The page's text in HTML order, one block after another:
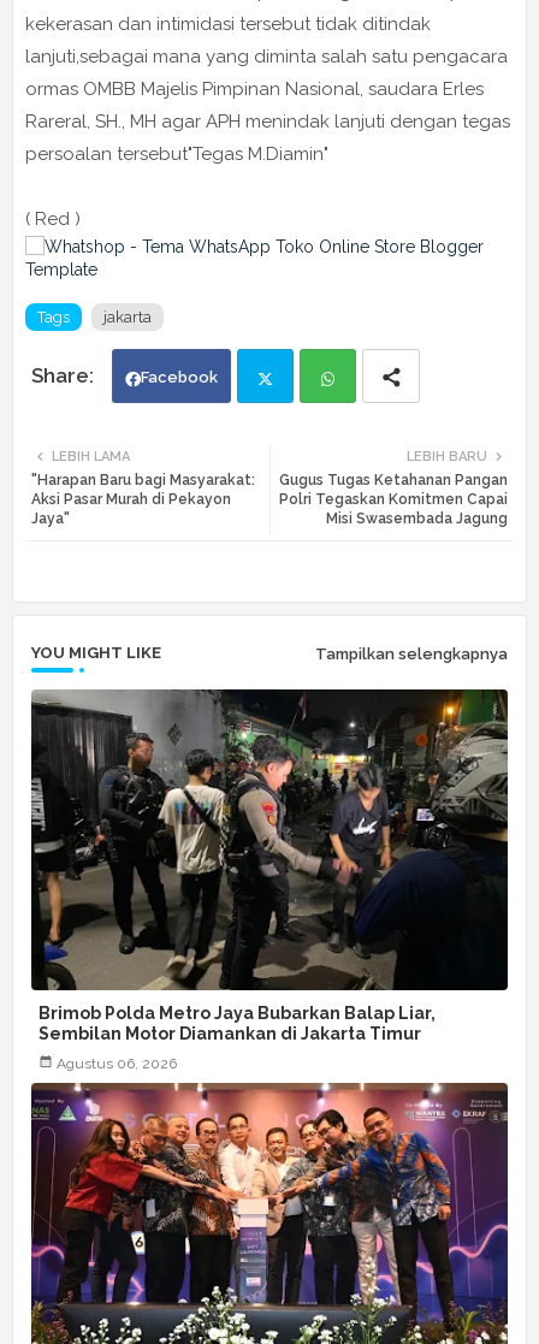
kekerasan dan intimidasi tersebut tidak ditindak
lanjuti,sebagai mana yang diminta salah satu pengacara
ormas OMBB Majelis Pimpinan Nasional, saudara Erles
Rareral, SH., MH agar APH menindak lanjuti dengan tegas
persoalan tersebut"Tegas M.Diamin"
( Red )
Tags jakarta
Facebook
tte ats
LEBIH BARU
Gugus Tugas Ketahanan Pangan
Polri Tegaskan Komitmen Capai
Misi Swasembada Jagung
LEBIH LAMA
"Harapan Baru bagi Masyarakat:
Aksi Pasar Murah di Pekayon
Jaya"
YOU MIGHT LIKE Tampilkan selengkapnya
Brimob Polda Metro Jaya Bubarkan Balap Liar,
Sembilan Motor Diamankan di Jakarta Timur
Agustus 06, 2026